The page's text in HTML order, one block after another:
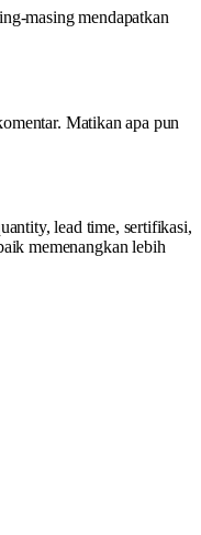
masing mendapatkan
Matikan apa pun
lead time, sertifikasi,
memenangkan lebih